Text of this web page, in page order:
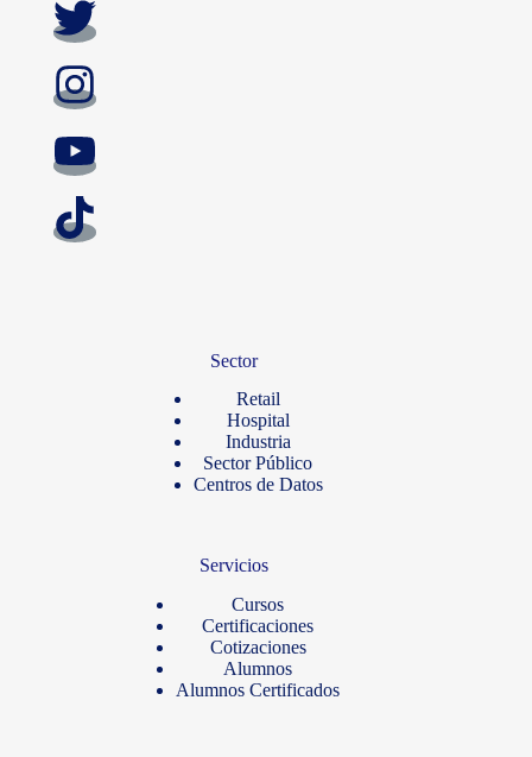
Sector
Retail
Hospital
Industria
Sector Público
Centros de Datos
Servicios
Cursos
Certificaciones
Cotizaciones
Alumnos
Alumnos Certificados